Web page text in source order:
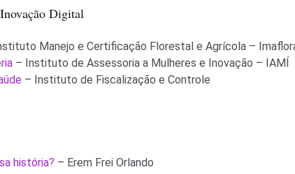
Digital
Manejo e Certificação Florestal e Agrícola –
– Instituto de Assessoria a Mulheres e Inovação – IAMÍ
– Instituto de Fiscalização e Controle
história? – Erem Frei Orlando